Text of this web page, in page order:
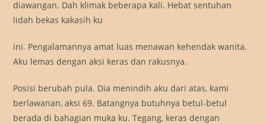
diawangan. Dah klimak beberapa kali. Hebat sentuhan
lidah bekas kakasih ku
ini. Pengalamannya amat luas menawan kehendak wanita.
Aku lemas dengan aksi keras dan rakusnya.
Posisi berubah pula. Dia menindih aku dari atas, kami
berlawanan, aksi 69. Batangnya butuhnya betul-betul
berada di bahagian muka ku. Tegang, keras dengan